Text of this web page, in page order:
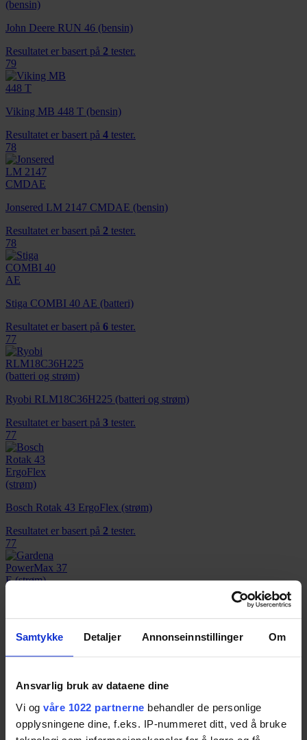
Samtykke Detaljer Annonseinnstillinger Om
Ansvarlig bruk av dataene dine
Vi og våre 1022 partnerne behandler de personlige
opplysningene dine, f.eks. IP-nummeret ditt, ved å bruke
John Deere RUN 46 (bensin)
Resultatet er basert på 2 tester.
79
Viking MB 448 T (bensin)
Resultatet er basert på 4 tester.
78
Jonsered LM 2147 CMDAE (bensin)
Resultatet er basert på 2 tester.
78
Stiga COMBI 40 AE (batteri)
Resultatet er basert på 6 tester.
77
Ryobi RLM18C36H225 (batteri og strøm)
Resultatet er basert på 3 tester.
77
Bosch Rotak 43 ErgoFlex (strøm)
Resultatet er basert på 2 tester.
77
77
Ryobi RLM36X46L50hi (batteri)
Resultatet er basert på1test.
75